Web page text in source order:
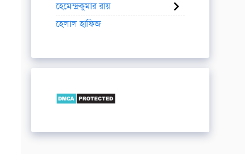
হেমেন্দ্রকুমার রায়
হেলাল হাফিজ